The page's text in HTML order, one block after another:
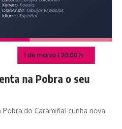
na Pobra o seu
do Caramiñal cunha nova